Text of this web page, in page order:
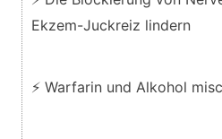
Ekzem-Juckreiz lindern
⚡ Warfarin und Alkohol